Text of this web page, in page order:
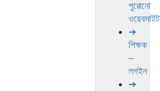
পুরোনো
ওয়েবসাইট
➔
শিক্ষক
–
লগইন
➔